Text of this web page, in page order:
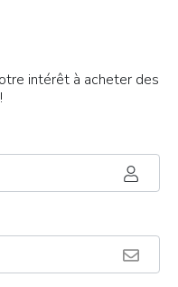
intérêt à acheter des